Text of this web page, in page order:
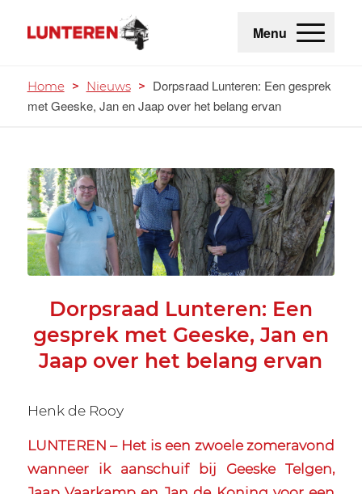
Menu
Home > Nieuws > Dorpsraad Lunteren: Een gesprek
met Geeske, Jan en Jaap over het belang ervan
Dorpsraad Lunteren: Een
gesprek met Geeske, Jan en
Jaap over het belang ervan
Henk de Rooy
LUNTEREN – Het is een zwoele zomeravond
wanneer ik aanschuif bij Geeske Telgen,